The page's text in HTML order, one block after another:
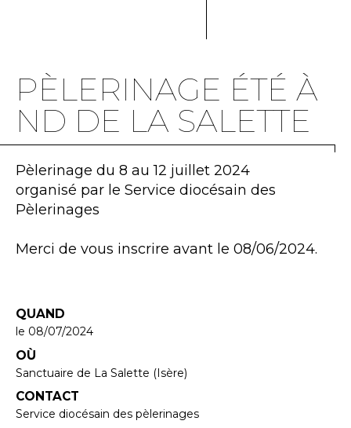
PÈLERINAGE ÉTÉ À
ND DE LA SALETTE
Pèlerinage du 8 au 12 juillet 2024
organisé par le Service diocésain des
Pèlerinages
Merci de vous inscrire avant le 08/06/2024.
QUAND
le 08/07/2024
OÙ
Sanctuaire de La Salette (Isère)
CONTACT
Service diocésain des pèlerinages